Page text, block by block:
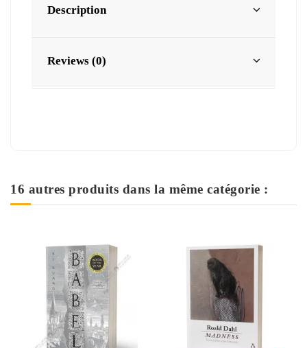
Description
Reviews (0)
16 autres produits dans la même catégorie :